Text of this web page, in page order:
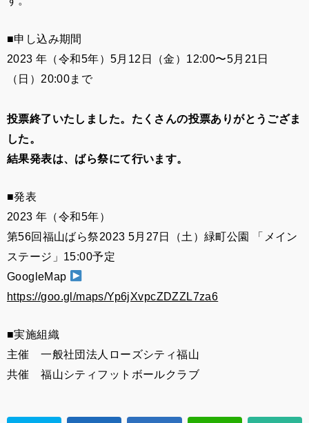
■申し込み期間
2023 年（令和5年）5月12日（金）12:00〜5月21日
（日）20:00まで
投票終了いたしました。たくさんの投票ありがとうござま
した。
結果発表は、ばら祭にて行います。
■発表
2023 年（令和5年）
第56回福山ばら祭2023 5月27日（土）緑町公園 「メイン
ステージ」15:00予定
GoogleMap
https://goo.gl/maps/Yp6jXvpcZDZZL7za6
■実施組織
主催 一般社団法人ローズシティ福山
共催 福山シティフットボールクラブ